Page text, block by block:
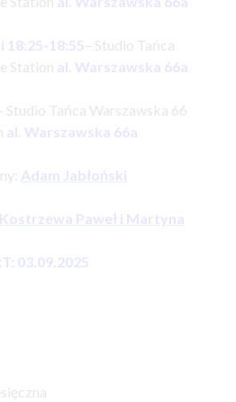
18:25-18:55– Studio Tańca
Station al. Warszawska 66a
Studio Tańca Warszawska 66
al. Warszawska 66a
Adam Jabłoński
Kostrzewa Paweł i Martyna
03.09.2025